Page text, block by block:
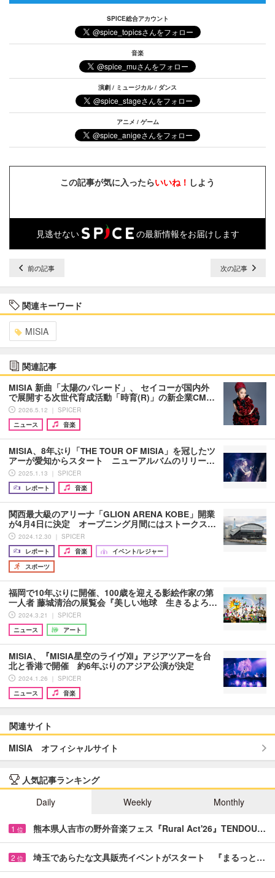
SPICE総合アカウント
音楽
演劇 / ミュージカル / ダンス
アニメ / ゲーム
この記事が気に入ったらいいね！ しよう
見逃せない の最新情報をお届けします
前の記事 次の記事
関連キーワード
MISIA
関連記事
MISIA 新曲「太陽のパレード」、 セイコーが国内外
で展開する次世代育成活動「時育(R)」の新企業CM…
2026.5.12 ｜ SPICER
ニュース
音楽
MISIA、8年ぶり「THE TOUR OF MISIA」を冠したツ
アーが愛知からスタート ニューアルバムのリリー…
2025.1.13 ｜ SPICER
レポート
音楽
関西最大級のアリーナ「GLION ARENA KOBE」開業
が4月4日に決定 オープニング月間にはストークス…
2024.12.30 ｜ SPICER
レポート
音楽
イベント/レジャー
スポーツ
福岡で10年ぶりに開催、100歳を迎える影絵作家の第
一人者 藤城清治の展覧会『美しい地球 生きるよろ…
2024.3.21 ｜ SPICER
ニュース
アート
MISIA、『MISIA星空のライヴⅫ』アジアツアーを台
北と香港で開催 約6年ぶりのアジア公演が決定
2024.1.26 ｜ SPICER
ニュース
音楽
関連サイト
MISIA オフィシャルサイト
人気記事ランキング
Daily
Weekly Monthly
1 位 熊本県人吉市の野外音楽フェス『Rural Act'26』TENDOU…
2 位 埼玉であらたな文具販売イベントがスタート 『まるっと…